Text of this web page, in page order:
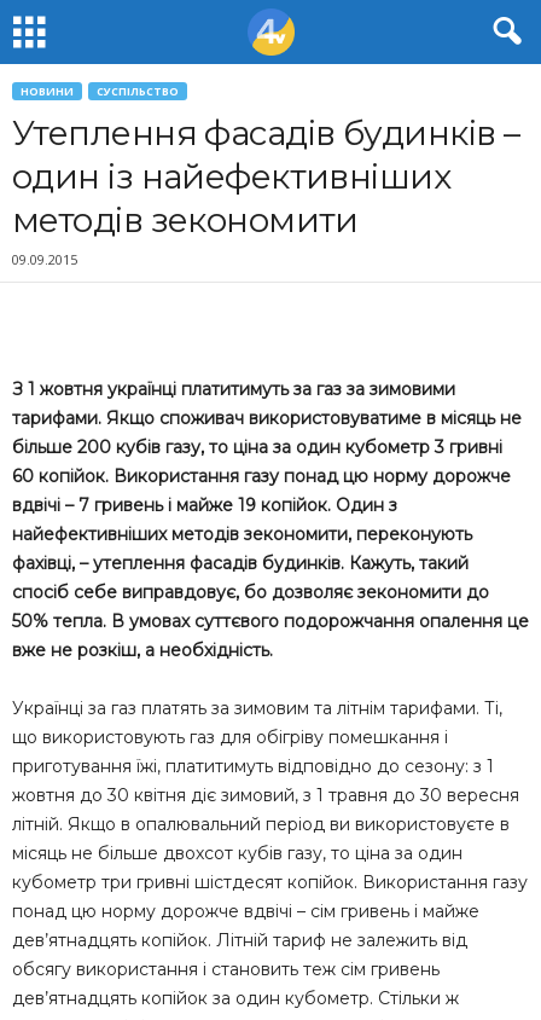
НОВИНИ СУСПІЛЬСТВО
Утеплення фасадів будинків –
один із найефективніших
методів зекономити
09.09.2015
З 1 жовтня українці платитимуть за газ за зимовими
тарифами. Якщо споживач використовуватиме в місяць не
більше 200 кубів газу, то ціна за один кубометр 3 гривні
60 копійок. Використання газу понад цю норму дорожче
вдвічі – 7 гривень і майже 19 копійок. Один з
найефективніших методів зекономити, переконують
фахівці, – утеплення фасадів будинків. Кажуть, такий
спосіб себе виправдовує, бо дозволяє зекономити до
50% тепла. В умовах суттєвого подорожчання опалення це
вже не розкіш, а необхідність.
Українці за газ платять за зимовим та літнім тарифами. Ті,
що використовують газ для обігріву помешкання і
приготування їжі, платитимуть відповідно до сезону: з 1
жовтня до 30 квітня діє зимовий, з 1 травня до 30 вересня
літній. Якщо в опалювальний період ви використовуєте в
місяць не більше двохсот кубів газу, то ціна за один
кубометр три гривні шістдесят копійок. Використання газу
понад цю норму дорожче вдвічі – сім гривень і майже
дев’ятнадцять копійок. Літній тариф не залежить від
обсягу використання і становить теж сім гривень
дев’ятнадцять копійок за один кубометр. Стільки ж